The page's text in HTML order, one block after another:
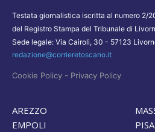
Testata giornalistica iscritta al numero 2/
del Registro Stampa del Tribunale di
Sede legale: Via Cairoli, 30 - 57123
redazione@corrieretoscano.it
Cookie Policy - Privacy Policy
AREZZO
EMPOLI
PISA